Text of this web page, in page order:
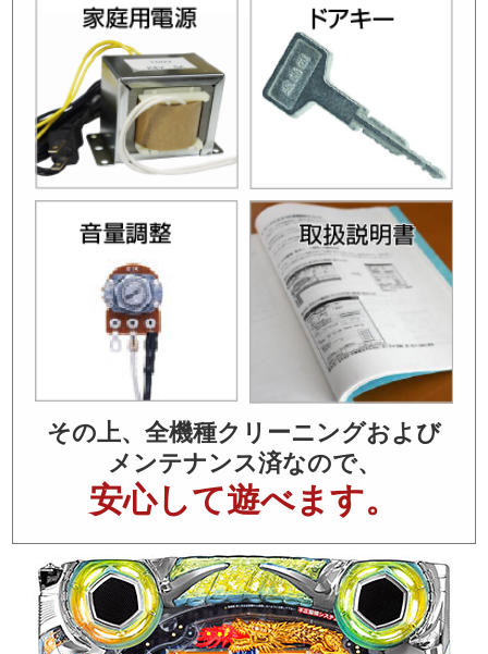
その上、全機種クリーニングおよび
メンテナンス済なので、
安心して遊べます。